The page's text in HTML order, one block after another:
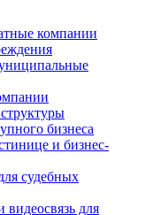
компании
бизнеса
и бизнес-
судебных
для